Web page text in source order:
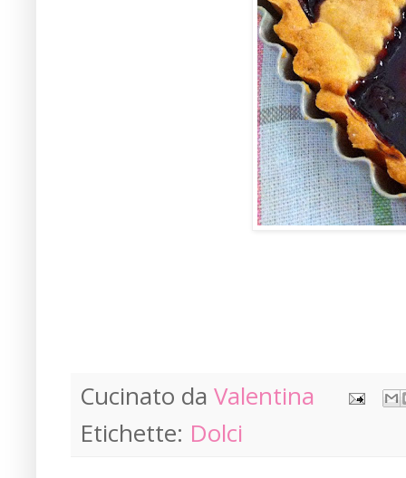
Cucinato da Valentina
Etichette: Dolci